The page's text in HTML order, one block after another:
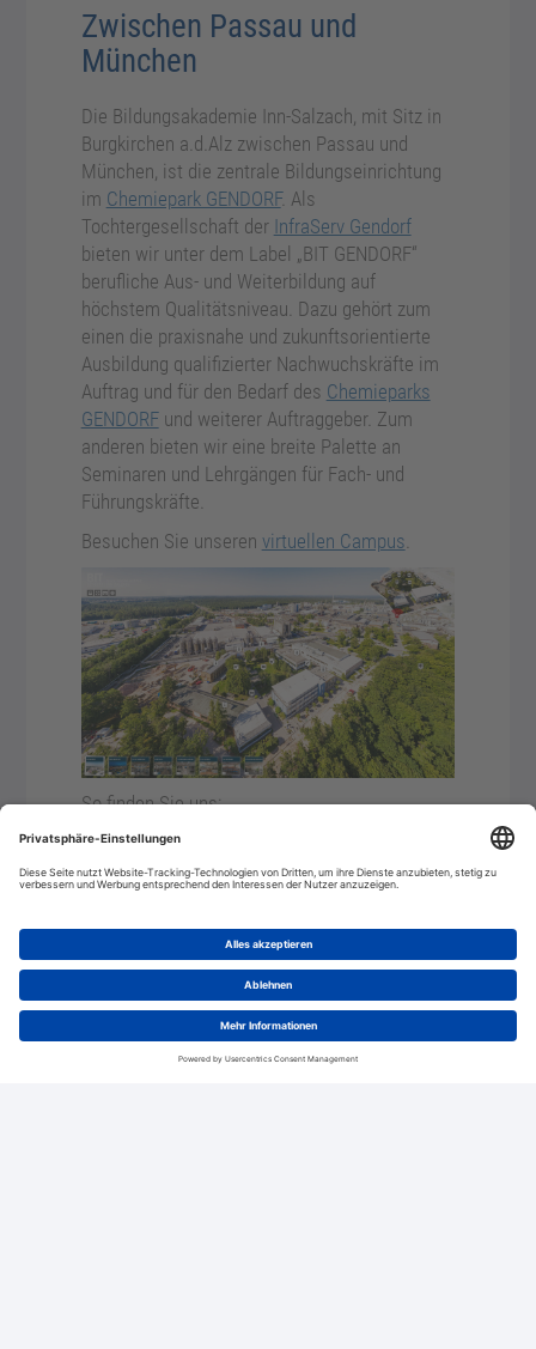
Zwischen Passau und
München
Die Bildungsakademie Inn-Salzach, mit Sitz in
Burgkirchen a.d.Alz zwischen Passau und
München, ist die zentrale Bildungseinrichtung
im Chemiepark GENDORF. Als
Tochtergesellschaft der InfraServ Gendorf
bieten wir unter dem Label „BIT GENDORF“
berufliche Aus- und Weiterbildung auf
höchstem Qualitätsniveau. Dazu gehört zum
einen die praxisnahe und zukunftsorientierte
Ausbildung qualifizierter Nachwuchskräfte im
Auftrag und für den Bedarf des Chemieparks
GENDORFund weiterer Auftraggeber. Zum
anderen bieten wir eine breite Palette an
Seminaren und Lehrgängen für Fach- und
Führungskräfte.
Besuchen Sie unseren virtuellen Campus
So finden Sie uns: